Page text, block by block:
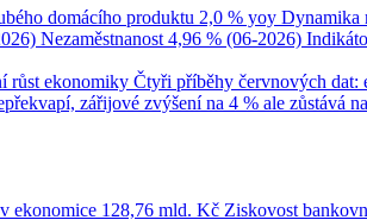
domácího produktu 2,0 % yoy Dynamika
Nezaměstnanost 4,96 % (06-2026)
růst ekonomiky Čtyři příběhy červnových dat:
zářijové zvýšení na 4 % ale zůstává
ekonomice 128,76 mld. Kč Ziskovost